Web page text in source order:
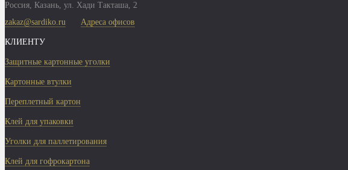
Россия, Казань, ул. Хади Такташа, 2
zakaz@sardiko.ru
Адреса офисов
КЛИЕНТУ
Защитные картонные уголки
Картонные втулки
Переплетный картон
Клей для упаковки
Уголки для паллетирования
Клей для гофрокартона